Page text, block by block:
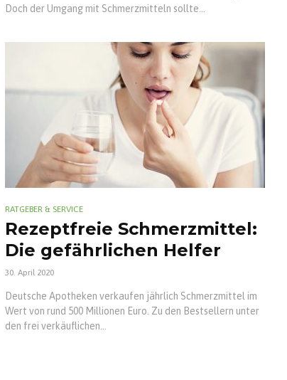
Doch der Umgang mit Schmerzmitteln sollte...
RATGEBER & SERVICE
Rezeptfreie Schmerzmittel:
Die gefährlichen Helfer
30. April 2020
Deutsche Apotheken verkaufen jährlich Schmerzmittel im
Wert von rund 500 Millionen Euro. Zu den Bestsellern unter
den frei verkäuflichen...